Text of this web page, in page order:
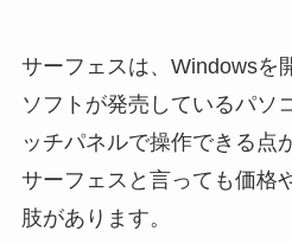
サーフェスは、Windowsを
ソフトが発売しているパソ
ッチパネルで操作できる点
サーフェスと言っても価格
肢があります。